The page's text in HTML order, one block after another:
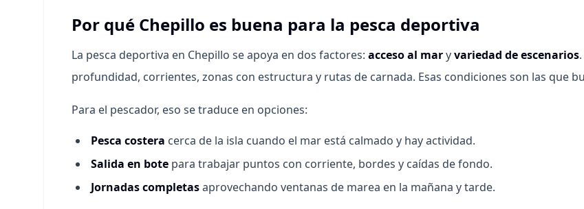
Por qué Chepillo es buena para la pesca deportiva
La pesca deportiva en Chepillo se apoya en dos factores: acceso al maryvariedad de escenarios
profundidad, corrientes, zonas con estructura y rutas de carnada. Esas condiciones son las que
Para el pescador, eso se traduce en opciones:
Pesca costera cerca de la isla cuando el mar está calmado y hay actividad.
Salida en bote para trabajar puntos con corriente, bordes y caídas de fondo.
Jornadas completasaprovechando ventanas de marea en la mañana y tarde.